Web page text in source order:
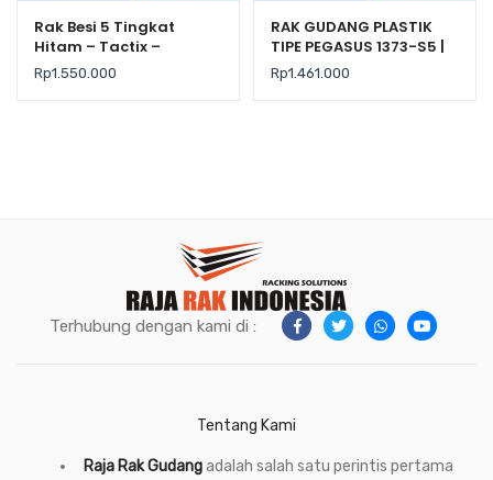
Rak Besi 5 Tingkat
Hitam – Tactix –
Kekuatan 200Kg/Level
Rp1.550.000
RAK GUDANG PLASTIK
TIPE PEGASUS 1373-S5 |
Rak Plastik Susun
Serbaguna
Rp1.461.000
Terhubung dengan kami di :
Tentang Kami
Raja Rak Gudangadalah salah satu perintis pertama